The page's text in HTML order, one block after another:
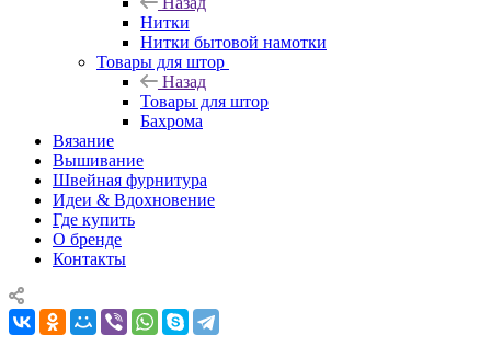
Нитки
Нитки бытовой намотки
Товары для штор
Назад
Товары для штор
Бахрома
Вязание
Вышивание
Швейная фурнитура
Идеи & Вдохновение
Где купить
О бренде
Контакты